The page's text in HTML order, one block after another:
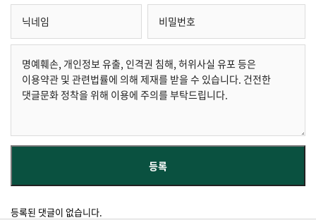
등록된 댓글이 없습니다.